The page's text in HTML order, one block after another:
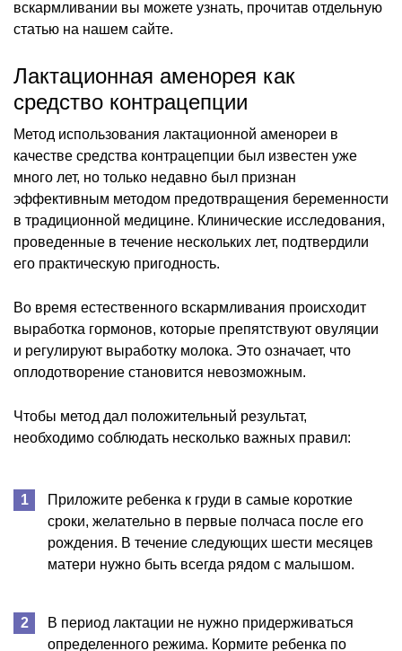
вскармливании вы можете узнать, прочитав отдельную
статью на нашем сайте.
Лактационная аменорея как
средство контрацепции
Метод использования лактационной аменореи в
качестве средства контрацепции был известен уже
много лет, но только недавно был признан
эффективным методом предотвращения беременности
в традиционной медицине. Клинические исследования,
проведенные в течение нескольких лет, подтвердили
его практическую пригодность.
Во время естественного вскармливания происходит
выработка гормонов, которые препятствуют овуляции
и регулируют выработку молока. Это означает, что
оплодотворение становится невозможным.
Чтобы метод дал положительный результат,
необходимо соблюдать несколько важных правил:
Приложите ребенка к груди в самые короткие
сроки, желательно в первые полчаса после его
рождения. В течение следующих шести месяцев
матери нужно быть всегда рядом с малышом.
В период лактации не нужно придерживаться
определенного режима. Кормите ребенка по